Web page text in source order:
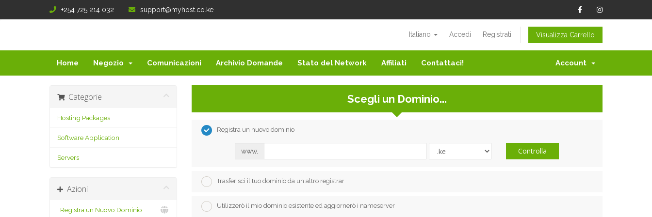
+254 725 214 032 support@myhost.co.ke
Italiano Accedi Registrati Visualizza Carrello
Home Negozio Comunicazioni Archivio Domande Stato del Network Affiliati Contattaci! Account
Categorie
Hosting Packages
Software Application
Servers
Azioni
Registra un Nuovo Dominio
Scegli un Dominio...
Registra un nuovo dominio
www. Controlla
Trasferisci il tuo dominio da un altro registrar
Utilizzerò il mio dominio esistente ed aggiornerò i nameserver